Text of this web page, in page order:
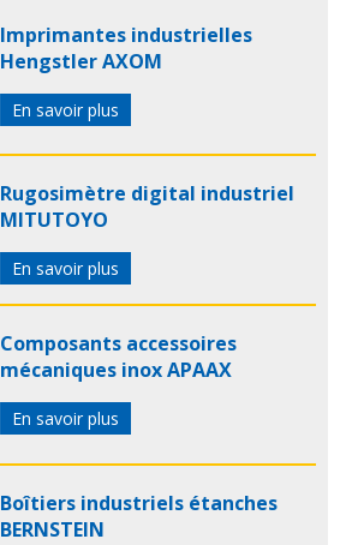
Imprimantes industrielles
Hengstler AXOM
En savoir plus
Rugosimètre digital industriel
MITUTOYO
En savoir plus
Composants accessoires
mécaniques inox APAAX
En savoir plus
Boîtiers industriels étanches
BERNSTEIN